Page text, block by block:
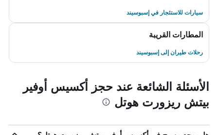
سيارات للاستئجار في إسبوسيند
المطارات القريبة
رحلات طيران إلى إسبوسيند
الأسئلة الشائعة عند حجز أكسيس أوفير
بيتش ريزورت هوتل